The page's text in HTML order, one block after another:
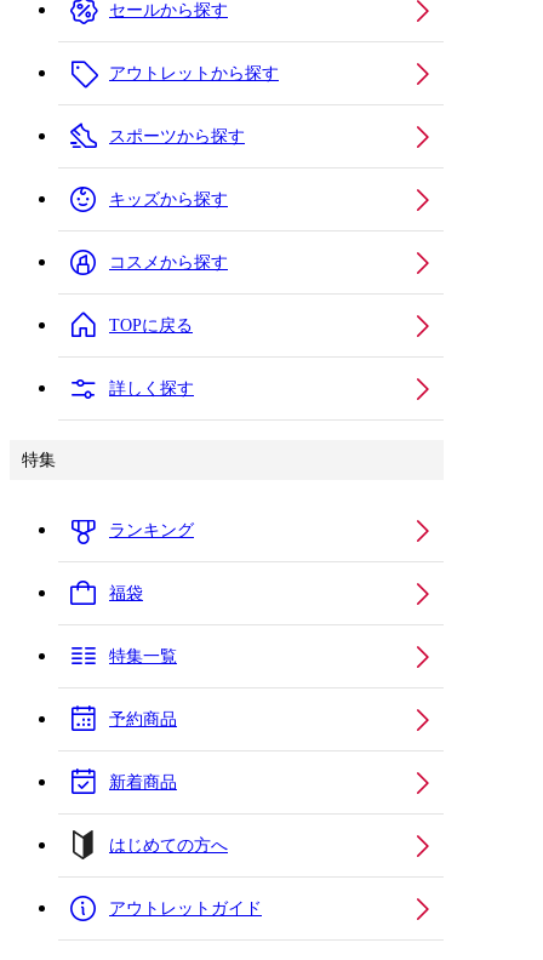
セールから探す
アウトレットから探す
スポーツから探す
キッズから探す
コスメから探す
TOPに戻る
詳しく探す
特集
ランキング
福袋
特集一覧
予約商品
新着商品
はじめての方へ
アウトレットガイド